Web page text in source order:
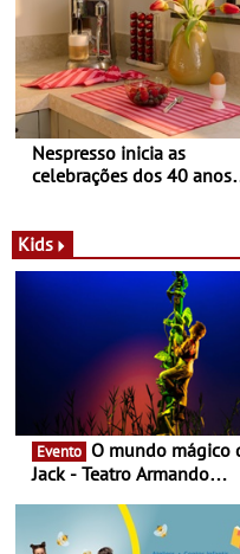
Nespresso inicia as
celebrações dos 40 anos
Novas - Edição limitada
Nespresso x Torres Novas
Kids
Evento
Jack - Teatro Armando